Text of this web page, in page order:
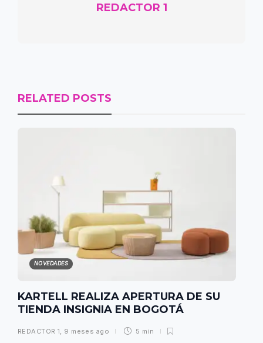
REDACTOR 1
RELATED POSTS
NOVEDADES
KARTELL REALIZA APERTURA DE SU
TIENDA INSIGNIA EN BOGOTÁ
REDACTOR 1 9 meses ago 5 min